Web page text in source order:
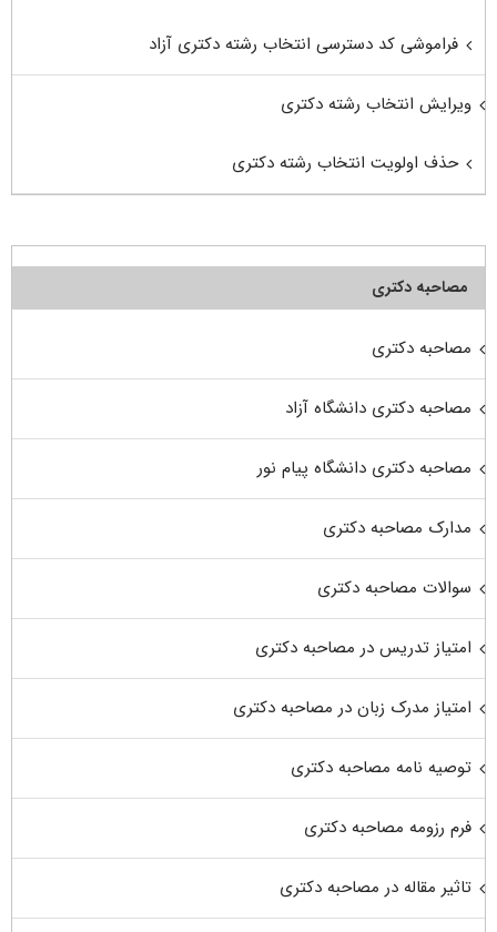
فراموشی کد دسترسی انتخاب رشته دکتری آزاد
ویرایش انتخاب رشته دکتری
حذف اولویت انتخاب رشته دکتری
مصاحبه دکتری
مصاحبه دکتری
مصاحبه دکتری دانشگاه آزاد
مصاحبه دکتری دانشگاه پیام نور
مدارک مصاحبه دکتری
سوالات مصاحبه دکتری
امتیاز تدریس در مصاحبه دکتری
امتیاز مدرک زبان در مصاحبه دکتری
توصیه نامه مصاحبه دکتری
فرم رزومه مصاحبه دکتری
تاثیر مقاله در مصاحبه دکتری